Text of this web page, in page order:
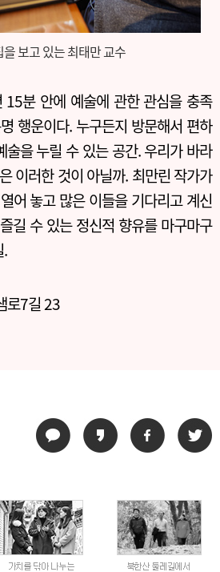
보고 있는 최태만 교수
15분 안에 예술에 관한 관심을 충족
행운이다. 누구든지 방문해서 편하
술을 누릴 수 있는 공간. 우리가 바라
이러한 것이 아닐까. 최만린 작가가
어 놓고 많은 이들을 기다리고 계신
길 수 있는 정신적 향유를 마구마구
로7길 23